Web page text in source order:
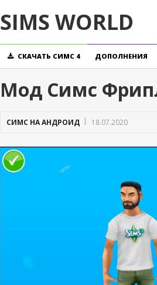
SIMS WORLD
CКАЧАТЬ CИМС 4 ДОПОЛНЕНИЯ
Мод Симс
СИМС НА АНДРОИД 18.07.2020